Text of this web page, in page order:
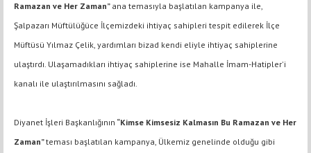
Ramazan ve Her Zaman” ana temasıyla başlatılan kampanya ile,
Şalpazarı Müftülüğüce İlçemizdeki ihtiyaç sahipleri tespit edilerek İlçe
Müftüsü Yılmaz Çelik, yardımları bizad kendi eliyle ihtiyaç sahiplerine
ulaştırdı. Ulaşamadıkları ihtiyaç sahiplerine ise Mahalle İmam-Hatipler'i
kanalı ile ulaştırılmasını sağladı.
Diyanet İşleri Başkanlığının “Kimse Kimsesiz Kalmasın Bu Ramazan ve Her
Zaman”teması başlatılan kampanya, Ülkemiz genelinde olduğu gibi